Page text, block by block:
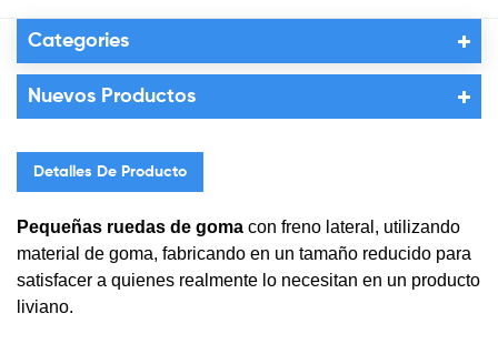
Categories
Nuevos Productos
Detalles De Producto
Pequeñas ruedas de goma con freno lateral, utilizando
material de goma, fabricando en un tamaño reducido para
satisfacer a quienes realmente lo necesitan en un producto
liviano.